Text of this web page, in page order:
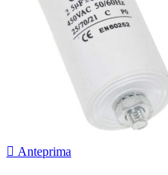
 Anteprima